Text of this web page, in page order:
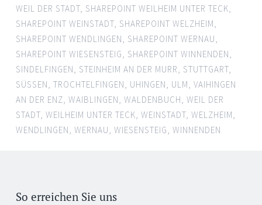
WEIL DER STADT, SHAREPOINT WEILHEIM UNTER TECK,
SHAREPOINT WEINSTADT, SHAREPOINT WELZHEIM,
SHAREPOINT WENDLINGEN, SHAREPOINT WERNAU,
SHAREPOINT WIESENSTEIG, SHAREPOINT WINNENDEN,
SINDELFINGEN, STEINHEIM AN DER MURR, STUTTGART,
SÜSSEN
, TROCHTELFINGEN, UHINGEN, ULM, VAIHINGEN
AN DER ENZ, WAIBLINGEN, WALDENBUCH, WEIL DER
STADT, WEILHEIM UNTER TECK, WEINSTADT, WELZHEIM,
WENDLINGEN, WERNAU, WIESENSTEIG, WINNENDEN
So erreichen Sie uns